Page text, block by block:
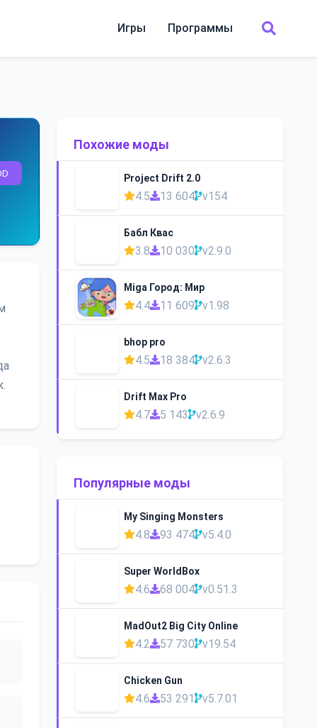
Игры Программы
Похожие моды
Project Drift 2.0
4.5 13 604 v154
Бабл Квас
3.8 10 030 v2.9.0
Miga Город: Мир
4.4 11 609 v1.98
bhop pro
4.5 18 384 v2.6.3
Drift Max Pro
4.7 5 143 v2.6.9
Популярные моды
My Singing Monsters
4.8 93 474 v5.4.0
Super WorldBox
4.6 68 004 v0.51.3
MadOut2 Big City Online
4.2 57 730 v19.54
Chicken Gun
4.6 53 291 v5.7.01